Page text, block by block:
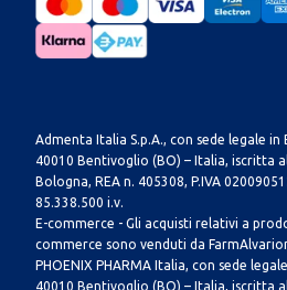
Admenta Italia S.p.A., con sede legale
40010 Bentivoglio (BO) – Italia, iscritta
Bologna, REA n. 405308, P.IVA
85.338.500 i.v.
E-commerce - Gli acquisti relativi a
commerce sono venduti da
PHOENIX PHARMA Italia, con sede
40010 Bentivoglio (BO) – Italia, iscritta